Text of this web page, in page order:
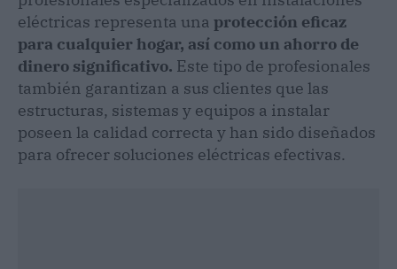
eléctricas representa una protección eficaz
para cualquier hogar, así como un ahorro de
dinero significativo. Este tipo de profesionales
también garantizan a sus clientes que las
estructuras, sistemas y equipos a instalar
poseen la calidad correcta y han sido diseñados
para ofrecer soluciones eléctricas efectivas.